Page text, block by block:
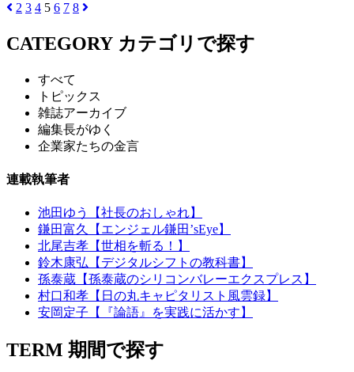
2 3 4 5 6 7 8
CATEGORY カテゴリで探す
すべて
トピックス
雑誌アーカイブ
編集長がゆく
企業家たちの金言
連載執筆者
池田ゆう【社長のおしゃれ】
鎌田富久【エンジェル鎌田’sEye】
北尾吉孝【世相を斬る！】
鈴木康弘【デジタルシフトの教科書】
孫泰蔵【孫泰蔵のシリコンバレーエクスプレス】
村口和孝【日の丸キャピタリスト風雲録】
安岡定子【『論語』を実践に活かす】
TERM 期間で探す